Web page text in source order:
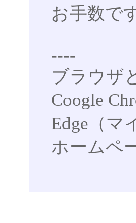
お手数で
----
ブラウザ
Coogle
Edge（マ
ホームペ